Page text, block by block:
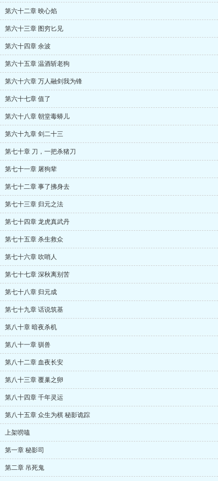
第六十二章 映心焰
第六十三章 图穷匕见
第六十四章 余波
第六十五章 温酒斩老狗
第六十六章 万人融剑我为锋
第六十七章 值了
第六十八章 朝堂毒蟒儿
第六十九章 剑二十三
第七十章 刀，一把杀猪刀
第七十一章 屠狗辈
第七十二章 事了拂身去
第七十三章 归元之法
第七十四章 龙虎真武丹
第七十五章 杀生救众
第七十六章 吹哨人
第七十七章 深秋离别苦
第七十八章 归元成
第七十九章 话说筑基
第八十章 暗夜杀机
第八十一章 驯兽
第八十二章 血夜长安
第八十三章 覆巢之卵
第八十四章 千年灵运
第八十五章 众生为棋 秘影诡踪
上架唠嗑
第一章 秘影司
第二章 吊死鬼